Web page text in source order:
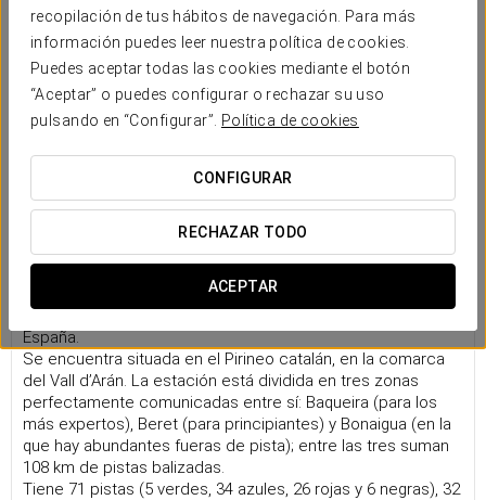
recopilación de tus hábitos de navegación. Para más
información puedes leer nuestra política de cookies.
Puedes aceptar todas las cookies mediante el botón
“Aceptar” o puedes configurar o rechazar su uso
pulsando en “Configurar”.
Política de cookies
CONFIGURAR
RECHAZAR TODO
ACEPTAR
Qué visitar
Estación de esquí de Baqueira Beret
Una de las estaciones de esquí más importantes de
España.
Se encuentra situada en el Pirineo catalán, en la comarca
del Vall d’Arán. La estación está dividida en tres zonas
perfectamente comunicadas entre sí: Baqueira (para los
más expertos), Beret (para principiantes) y Bonaigua (en la
que hay abundantes fueras de pista); entre las tres suman
108 km de pistas balizadas.
Tiene 71 pistas (5 verdes, 34 azules, 26 rojas y 6 negras), 32